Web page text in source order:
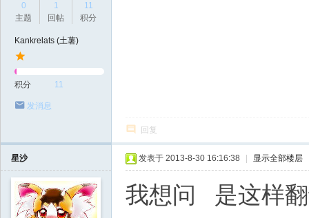
0
主题
1
回帖
11
积分
Kankrelats (土薯)
积分 11
发消息
回复
星沙 发表于 2013-8-30 16:16:38 显示全部楼层
我想问 是这样